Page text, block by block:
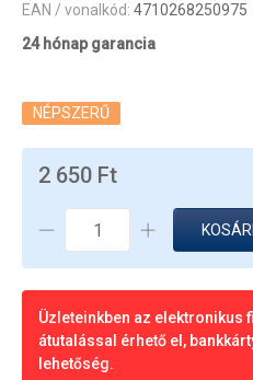
EAN / vonalkód: 4710268250975
24 hónap garancia
NÉPSZERŰ
2 650 Ft
Üzleteinkben az elektronikus
átutalással érhető el,
lehetőség.